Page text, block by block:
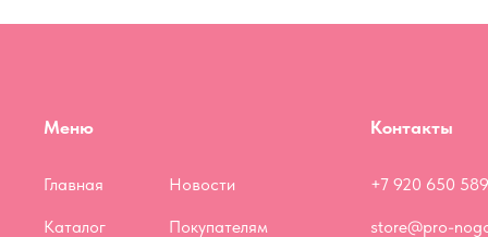
Меню
Главная
Каталог
Новости
Покупателям
Контакты
+7 920 650
store@pro-